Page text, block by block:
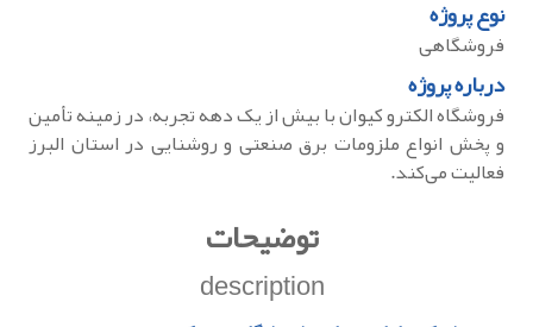
نوع پروژه
فروشگاهی
درباره پروژه
فروشگاه الکترو کیوان با بیش از یک دهه تجربه، در زمینه تأمین
و پخش انواع ملزومات برق صنعتی و روشنایی در استان البرز
فعالیت می‌کند.
توضیحات
description